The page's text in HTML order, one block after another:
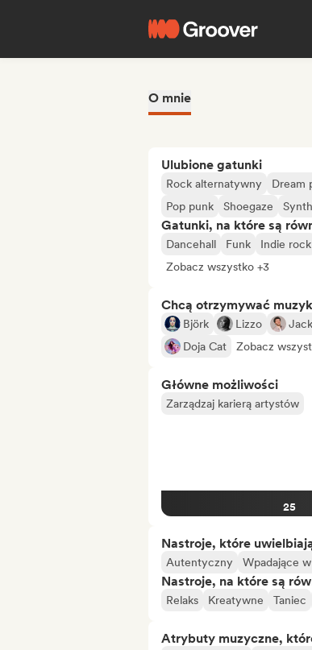
O mnie
Ulubione gatunki
Rock alternatywny Dream
Pop punk
Shoegaze
Gatunki, na które są
Dancehall Funk Indie rock
Zobacz wszystko +3
Chcą otrzymywać
Björk Lizzo
Doja Cat
Zobacz
Główne możliwości
Zarządzaj karierą artystów
25
Nastroje, które
Autentyczny Wpadające
Nastroje, na które są
Relaks Kreatywne Taniec
Atrybuty muzyczne,